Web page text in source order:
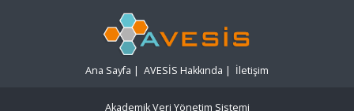
Ana Sayfa | AVESİS Hakkında | İletişim
Akademik Veri Yönetim Sistemi